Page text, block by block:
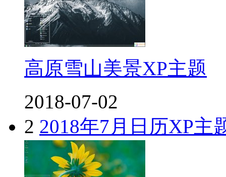
高原雪山美景XP主题
2018-07-02
2 2018年7月日历XP主